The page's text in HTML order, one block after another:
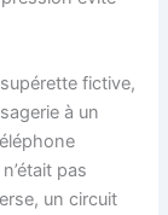
fictive,
à un
pas
un circuit